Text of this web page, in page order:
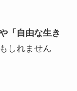
「自由な生き
しれません